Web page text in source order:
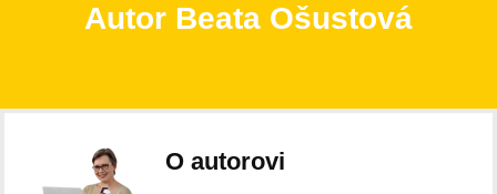
Autor Beata Ošustová
O autorovi